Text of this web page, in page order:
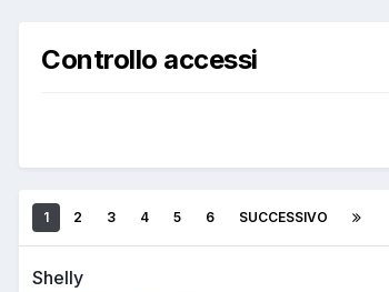
Controllo accessi
1 2 3 4 5 6 SUCCESSIVO
Shelly